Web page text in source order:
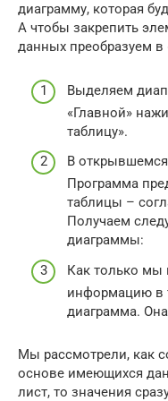
диаграмму, которая
А чтобы закрепить
данных преобразуем в
Выделяем
«Главной»
таблицу».
В
Программа
таблицы –
Получаем
диаграммы:
Как только мы
информацию в
диаграмма.
Мы рассмотрели, как
основе имеющихся
лист, то значения